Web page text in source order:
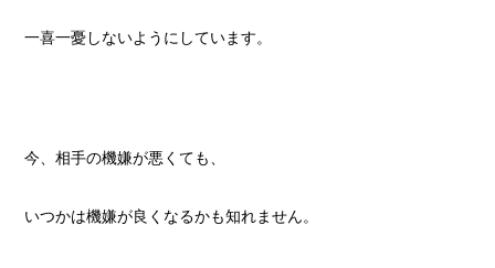
一喜一憂しないようにしています。
今、相手の機嫌が悪くても、
いつかは機嫌が良くなるかも知れません。